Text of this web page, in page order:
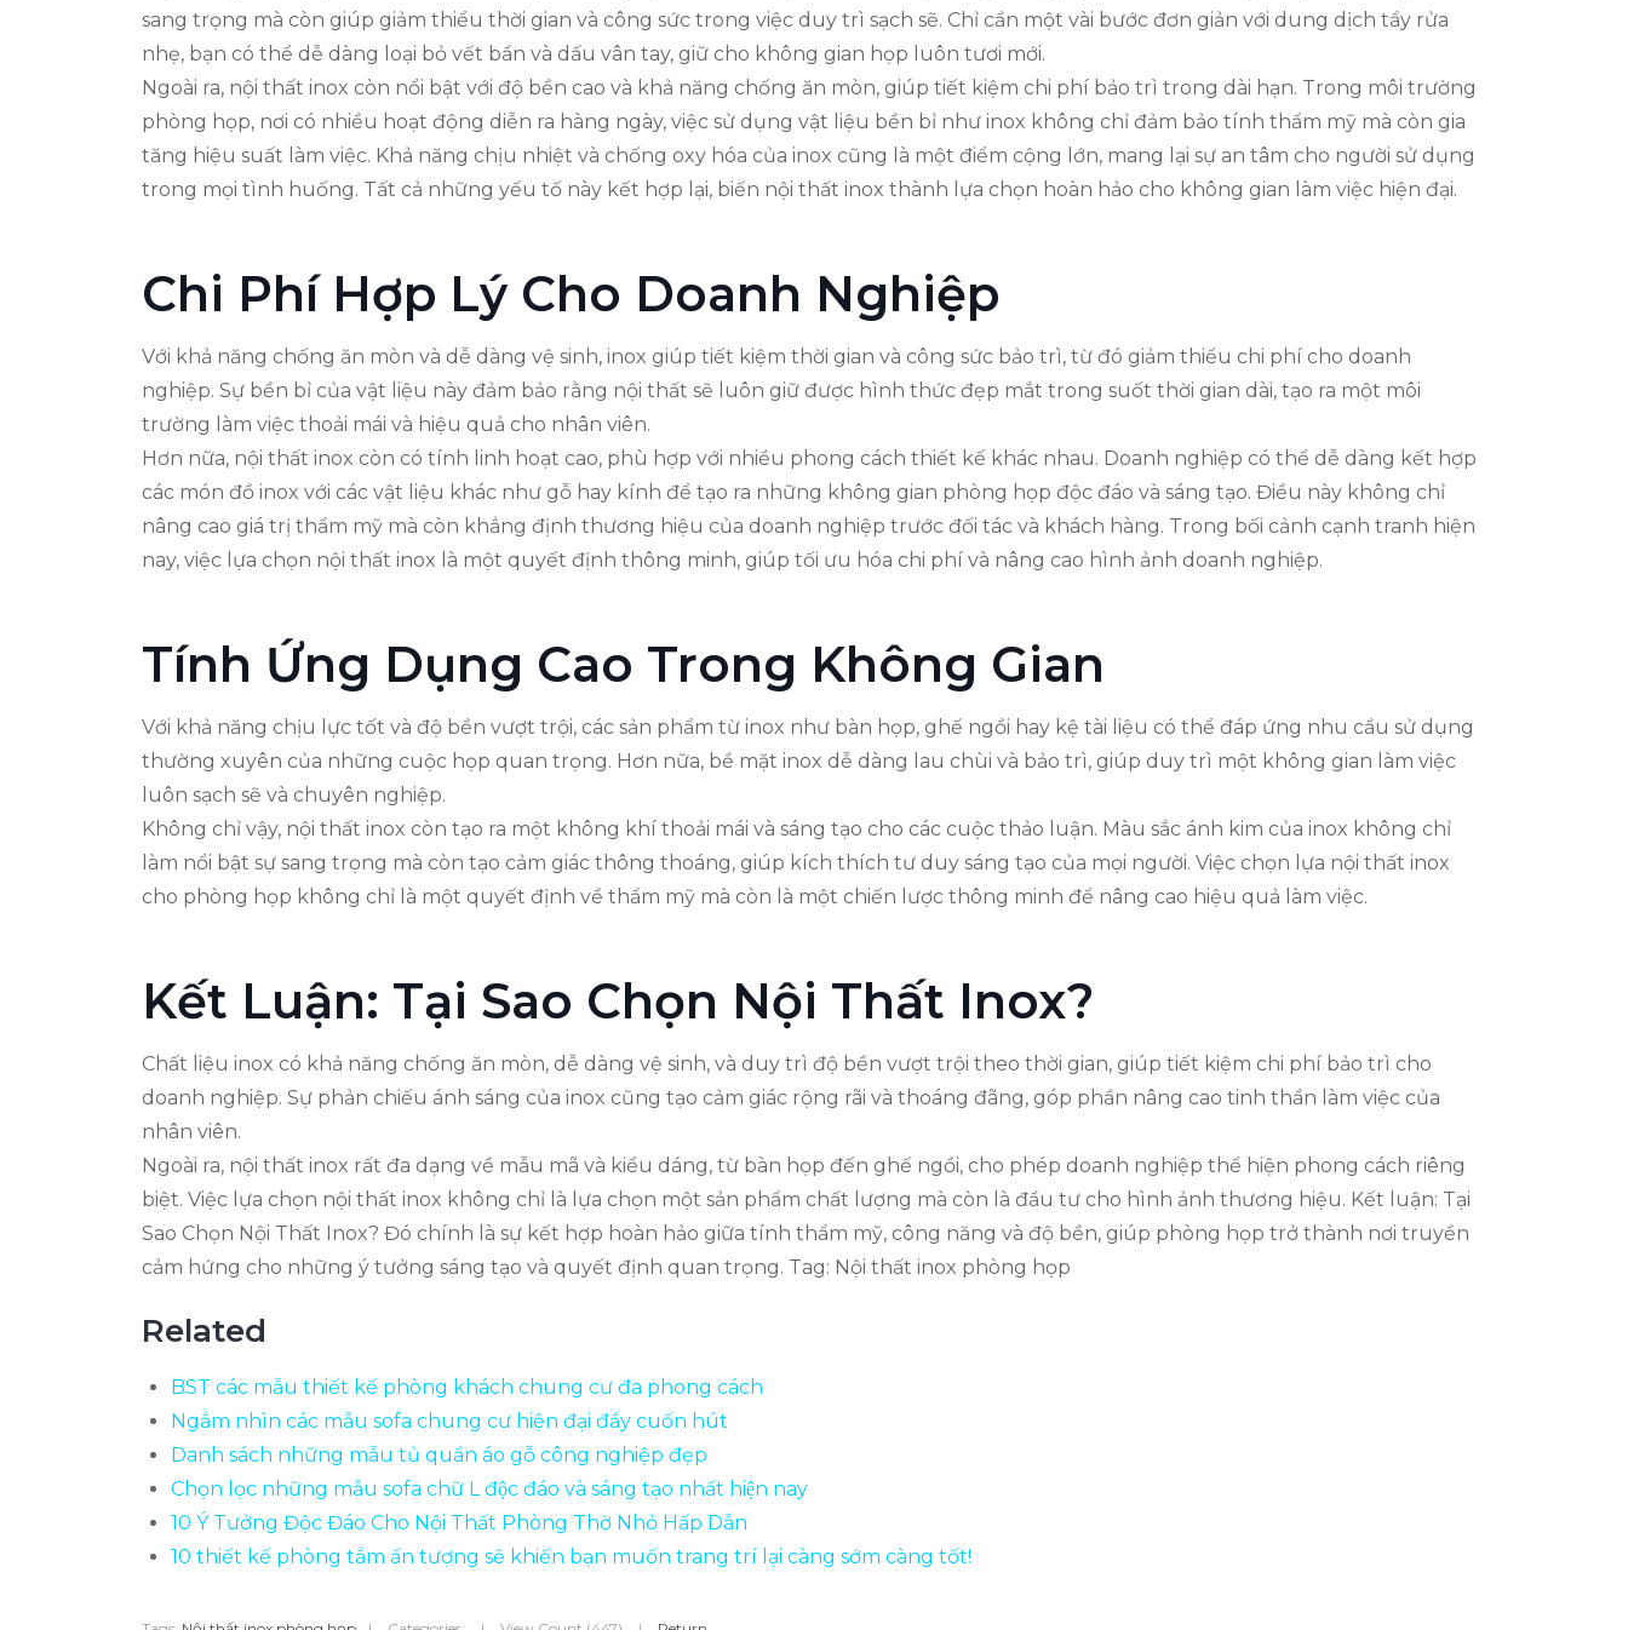
sang trọng mà còn giúp giảm thiểu thời gian và công sức trong việc duy trì sạch sẽ. Chỉ cần một vài bước đơn giản với dung dịch tẩy rửa
nhẹ, bạn có thể dễ dàng loại bỏ vết bẩn và dấu vân tay, giữ cho không gian họp luôn tươi mới.
Ngoài ra, nội thất inox còn nổi bật với độ bền cao và khả năng chống ăn mòn, giúp tiết kiệm chi phí bảo trì trong dài hạn. Trong môi trường
phòng họp, nơi có nhiều hoạt động diễn ra hàng ngày, việc sử dụng vật liệu bền bỉ như inox không chỉ đảm bảo tính thẩm mỹ mà còn gia
tăng hiệu suất làm việc. Khả năng chịu nhiệt và chống oxy hóa của inox cũng là một điểm cộng lớn, mang lại sự an tâm cho người sử dụng
trong mọi tình huống. Tất cả những yếu tố này kết hợp lại, biến nội thất inox thành lựa chọn hoàn hảo cho không gian làm việc hiện đại.
Chi Phí Hợp Lý Cho Doanh Nghiệp
Với khả năng chống ăn mòn và dễ dàng vệ sinh, inox giúp tiết kiệm thời gian và công sức bảo trì, từ đó giảm thiểu chi phí cho doanh
nghiệp. Sự bền bỉ của vật liệu này đảm bảo rằng nội thất sẽ luôn giữ được hình thức đẹp mắt trong suốt thời gian dài, tạo ra một môi
trường làm việc thoải mái và hiệu quả cho nhân viên.
Hơn nữa, nội thất inox còn có tính linh hoạt cao, phù hợp với nhiều phong cách thiết kế khác nhau. Doanh nghiệp có thể dễ dàng kết hợp
các món đồ inox với các vật liệu khác như gỗ hay kính để tạo ra những không gian phòng họp độc đáo và sáng tạo. Điều này không chỉ
nâng cao giá trị thẩm mỹ mà còn khẳng định thương hiệu của doanh nghiệp trước đối tác và khách hàng. Trong bối cảnh cạnh tranh hiện
nay, việc lựa chọn nội thất inox là một quyết định thông minh, giúp tối ưu hóa chi phí và nâng cao hình ảnh doanh nghiệp.
Tính Ứng Dụng Cao Trong Không Gian
Với khả năng chịu lực tốt và độ bền vượt trội, các sản phẩm từ inox như bàn họp, ghế ngồi hay kệ tài liệu có thể đáp ứng nhu cầu sử dụng
thường xuyên của những cuộc họp quan trọng. Hơn nữa, bề mặt inox dễ dàng lau chùi và bảo trì, giúp duy trì một không gian làm việc
luôn sạch sẽ và chuyên nghiệp.
Không chỉ vậy, nội thất inox còn tạo ra một không khí thoải mái và sáng tạo cho các cuộc thảo luận. Màu sắc ánh kim của inox không chỉ
làm nổi bật sự sang trọng mà còn tạo cảm giác thông thoáng, giúp kích thích tư duy sáng tạo của mọi người. Việc chọn lựa nội thất inox
cho phòng họp không chỉ là một quyết định về thẩm mỹ mà còn là một chiến lược thông minh để nâng cao hiệu quả làm việc.
Kết Luận: Tại Sao Chọn Nội Thất Inox?
Chất liệu inox có khả năng chống ăn mòn, dễ dàng vệ sinh, và duy trì độ bền vượt trội theo thời gian, giúp tiết kiệm chi phí bảo trì cho
doanh nghiệp. Sự phản chiếu ánh sáng của inox cũng tạo cảm giác rộng rãi và thoáng đãng, góp phần nâng cao tinh thần làm việc của
nhân viên.
Ngoài ra, nội thất inox rất đa dạng về mẫu mã và kiểu dáng, từ bàn họp đến ghế ngồi, cho phép doanh nghiệp thể hiện phong cách riêng
biệt. Việc lựa chọn nội thất inox không chỉ là lựa chọn một sản phẩm chất lượng mà còn là đầu tư cho hình ảnh thương hiệu. Kết luận: Tại
Sao Chọn Nội Thất Inox? Đó chính là sự kết hợp hoàn hảo giữa tính thẩm mỹ, công năng và độ bền, giúp phòng họp trở thành nơi truyền
cảm hứng cho những ý tưởng sáng tạo và quyết định quan trọng. Tag: Nội thất inox phòng họp
Related
BST các mẫu thiết kế phòng khách chung cư đa phong cách
Ngắm nhìn các mẫu sofa chung cư hiện đại đầy cuốn hút
Danh sách những mẫu tủ quần áo gỗ công nghiệp đẹp
Chọn lọc những mẫu sofa chữ L độc đáo và sáng tạo nhất hiện nay
10 Ý Tưởng Độc Đáo Cho Nội Thất Phòng Thờ Nhỏ Hấp Dẫn
10 thiết kế phòng tắm ấn tượng sẽ khiến bạn muốn trang trí lại càng sớm càng tốt!